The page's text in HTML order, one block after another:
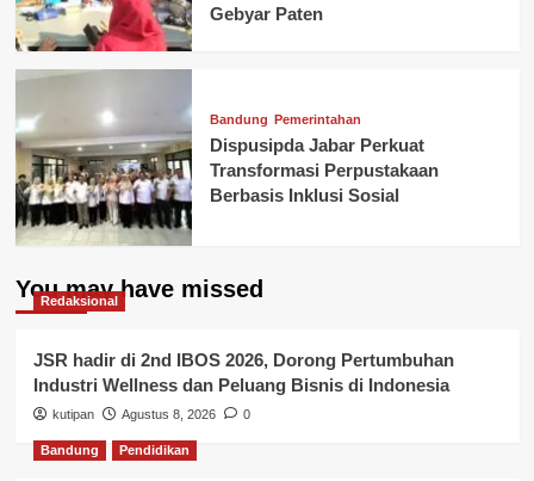
Gebyar Paten
Bandung Pemerintahan
Dispusipda Jabar Perkuat
Transformasi Perpustakaan
Berbasis Inklusi Sosial
You may have missed
Redaksional
JSR hadir di 2nd IBOS 2026, Dorong Pertumbuhan
Industri Wellness dan Peluang Bisnis di Indonesia
kutipan Agustus 8, 2026 0
Bandung Pendidikan